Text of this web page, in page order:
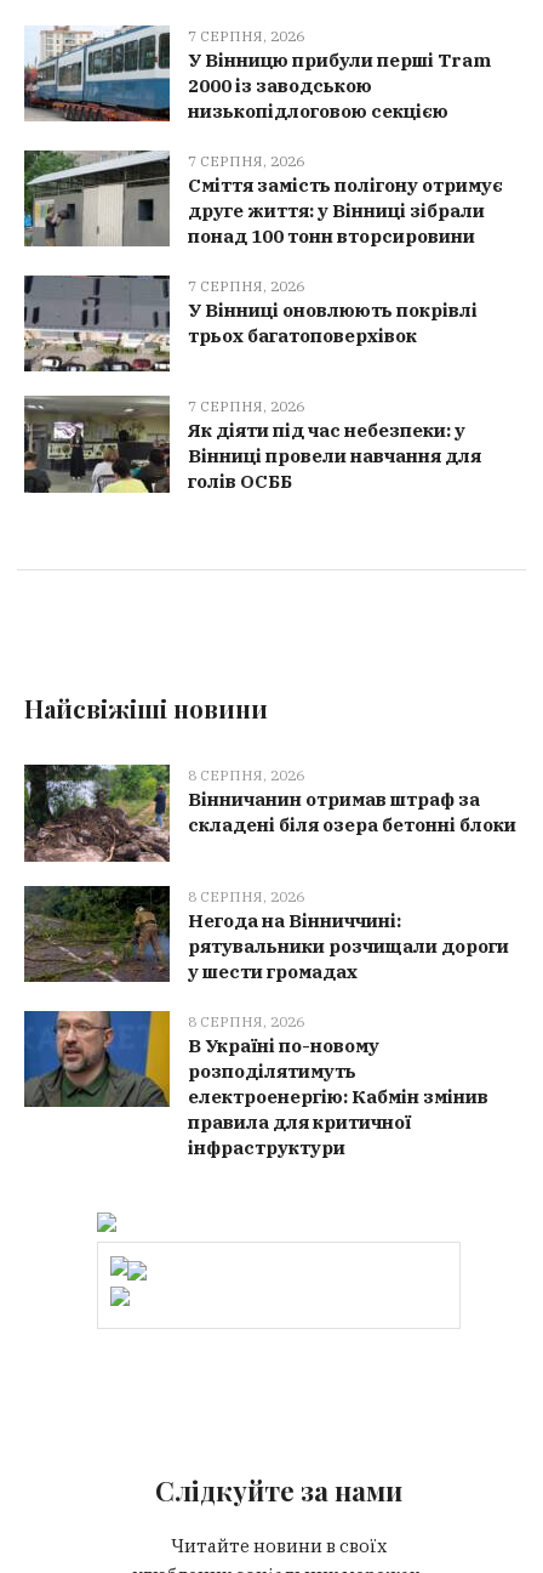
7 СЕРПНЯ, 2026
У Вінницю прибули перші Tram
2000 із заводською
низькопідлоговою секцією
7 СЕРПНЯ, 2026
Сміття замість полігону отримує
друге життя: у Вінниці зібрали
понад 100 тонн вторсировини
7 СЕРПНЯ, 2026
У Вінниці оновлюють покрівлі
трьох багатоповерхівок
7 СЕРПНЯ, 2026
Як діяти під час небезпеки: у
Вінниці провели навчання для
голів ОСББ
Найсвіжіші новини
8 СЕРПНЯ, 2026
Вінничанин отримав штраф за
складені біля озера бетонні блоки
8 СЕРПНЯ, 2026
Негода на Вінниччині:
рятувальники розчищали дороги
у шести громадах
8 СЕРПНЯ, 2026
В Україні по-новому
розподілятимуть
електроенергію: Кабмін змінив
правила для критичної
інфраструктури
Слідкуйте за нами
Читайте новини в своїх